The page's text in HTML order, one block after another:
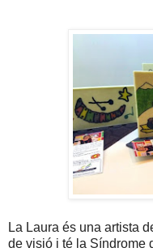
La Laura és una artista
de visió i té la Síndrome